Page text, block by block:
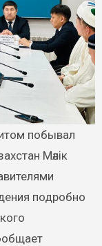
Мәлік
подробно